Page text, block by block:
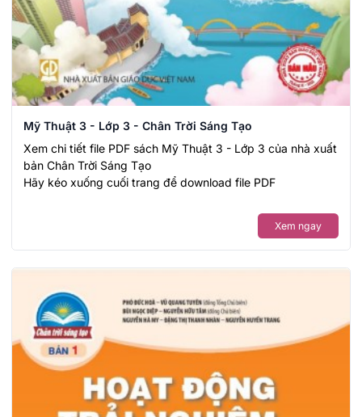
Mỹ Thuật 3 - Lớp 3 - Chân Trời Sáng Tạo
Xem chi tiết file PDF sách Mỹ Thuật 3 - Lớp 3 của nhà xuất
bản Chân Trời Sáng Tạo
Hãy kéo xuống cuối trang để download file PDF
Xem ngay